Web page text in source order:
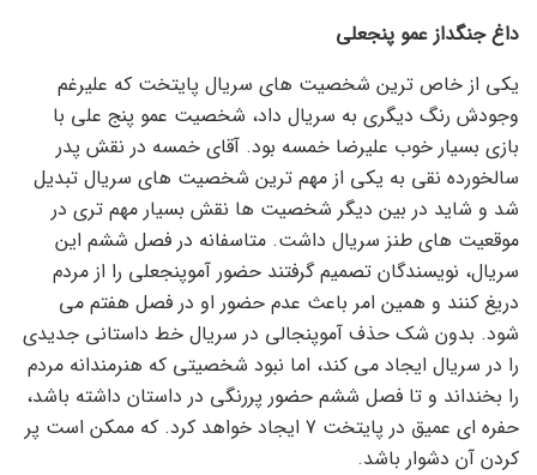
داغ جنگداز عمو پنجعلی
یکی از خاص ترین شخصیت های سریال پایتخت که علیرغم
وجودش رنگ دیگری به سریال داد، شخصیت عمو پنج علی با
بازی بسیار خوب علیرضا خمسه بود. آقای خمسه در نقش پدر
سالخورده نقی به یکی از مهم ترین شخصیت های سریال تبدیل
شد و شاید در بین دیگر شخصیت ها نقش بسیار مهم تری در
موقعیت های طنز سریال داشت. متاسفانه در فصل ششم این
سریال، نویسندگان تصمیم گرفتند حضور آموپنجعلی را از مردم
دریغ کنند و همین امر باعث عدم حضور او در فصل هفتم می
شود. بدون شک حذف آموپنجالی در سریال خط داستانی جدیدی
را در سریال ایجاد می کند، اما نبود شخصیتی که هنرمندانه مردم
را بخنداند و تا فصل ششم حضور پررنگی در داستان داشته باشد،
حفره ای عمیق در پایتخت 7 ایجاد خواهد کرد. که ممکن است پر
کردن آن دشوار باشد.